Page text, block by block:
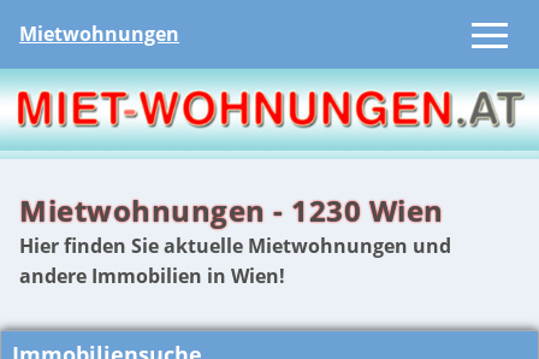
Mietwohnungen
Mietwohnungen - 1230 Wien
Hier finden Sie aktuelle Mietwohnungen und
andere Immobilien in Wien!